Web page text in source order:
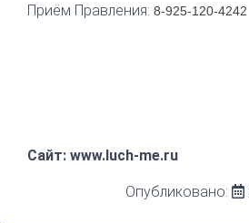
Приём Правления: 8-925-120-4242
Сайт: www.luch-me.ru
Опубликовано: